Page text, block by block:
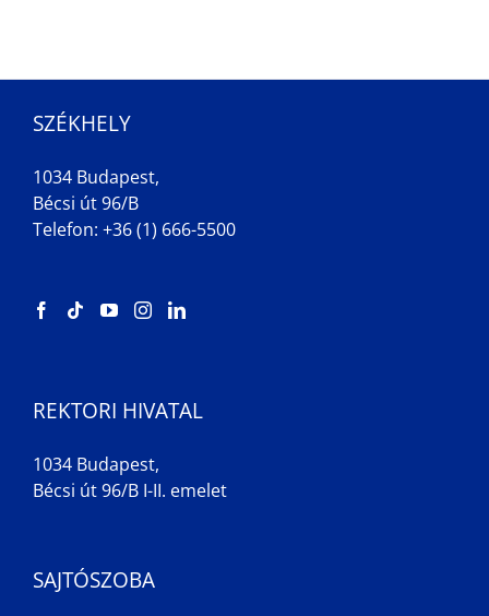
SZÉKHELY
1034 Budapest,
Bécsi út 96/B
Telefon: +36 (1) 666-5500
REKTORI HIVATAL
1034 Budapest,
Bécsi út 96/B I-II. emelet
SAJTÓSZOBA